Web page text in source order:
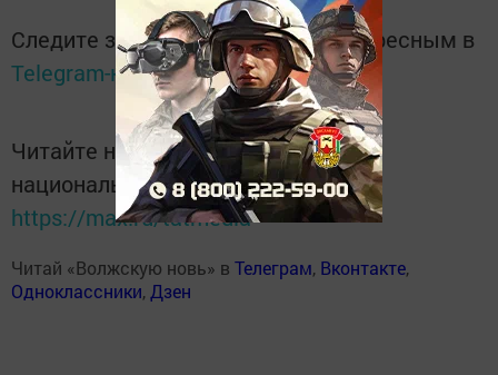
Следите за самым важным и интересным в
Telegram-каналеТатмедиа
Читайте новости Татарстана в
национальном мессенджере MАХ:
https://max.ru/tatmedia
Читай «Волжскую новь» в Телеграм, Вконтакте,
Одноклассники, Дзен